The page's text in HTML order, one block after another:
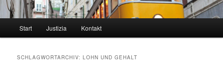
Start Justizia Kontakt
SCHLAGWORTARCHIV:LOHN UND GEHALT